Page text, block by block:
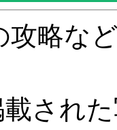
攻略な
され